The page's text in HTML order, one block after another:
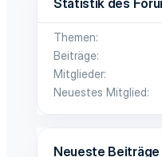
Themen
Beiträge
Mitglieder
Neuestes Mitglied
Neueste Beiträge